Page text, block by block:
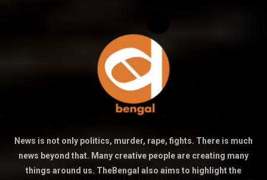
News is not only politics, murder, rape, fights. There is much
news beyond that. Many creative people are creating many
things around us. TheBengal also aims to highlight the